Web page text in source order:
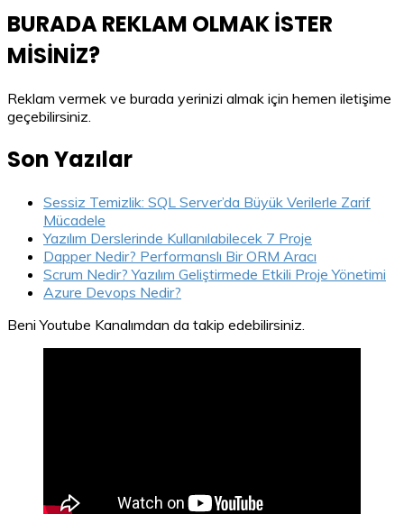
BURADA REKLAM OLMAK İSTER
MİSİNİZ?
Reklam vermek ve burada yerinizi almak için hemen iletişime
geçebilirsiniz.
Son Yazılar
Sessiz Temizlik: SQL Server’da Büyük Verilerle Zarif
Mücadele
Yazılım Derslerinde Kullanılabilecek 7 Proje
Dapper Nedir? Performanslı Bir ORM Aracı
Scrum Nedir? Yazılım Geliştirmede Etkili Proje Yönetimi
Azure Devops Nedir?
Beni Youtube Kanalımdan da takip edebilirsiniz.